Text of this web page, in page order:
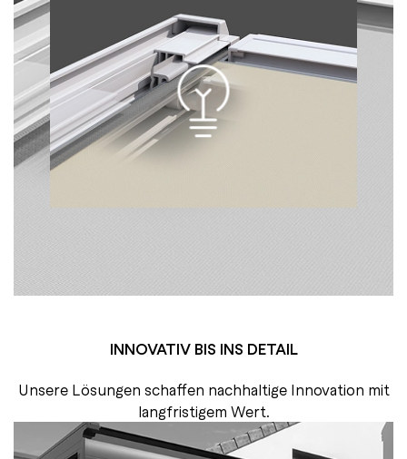
INNOVATIV BIS INS DETAIL
Unsere Lösungen schaffen nachhaltige Innovation mit
langfristigem Wert.